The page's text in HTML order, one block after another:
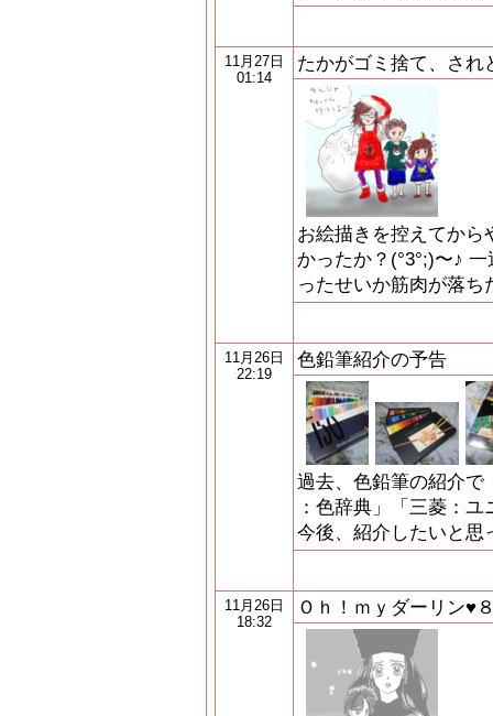
11月27日
01:14
たかがゴミ捨て、され
お絵描きを控えてから
かったか？(°3°;)〜♪
ったせいか筋肉が落
11月26日
22:19
色鉛筆紹介の予告
過去、色鉛筆の紹介で
：色辞典」「三菱：
今後、紹介したいと思
11月26日
18:32
Ｏｈ！ｍｙダーリン♥